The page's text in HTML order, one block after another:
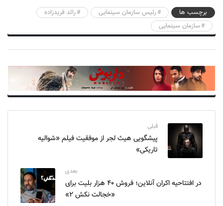
برچسب ها
رئیس سازمان سینمایی
رائد فریدزاده
سازمان سینمایی
قبلی
پیشگویی هیث لجر از موفقیت فیلم «شوالیه
تاریکی»
بعدی
در افتتاحیه اکران آنلاین؛ فروش ۴۰ هزار بلیت برای
«خجالت نکش ۲»